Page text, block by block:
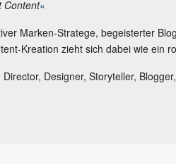
Content«
Marken-Stratege, begeisterter
Kreation zieht sich dabei wie ein
Designer, Storyteller,